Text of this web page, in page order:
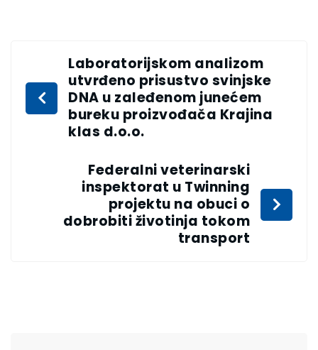
Laboratorijskom analizom
utvrđeno prisustvo svinjske
DNA u zaleđenom junećem
bureku proizvođača Krajina
klas d.o.o.
Federalni veterinarski
inspektorat u Twinning
projektu na obuci o
dobrobiti životinja tokom
transport